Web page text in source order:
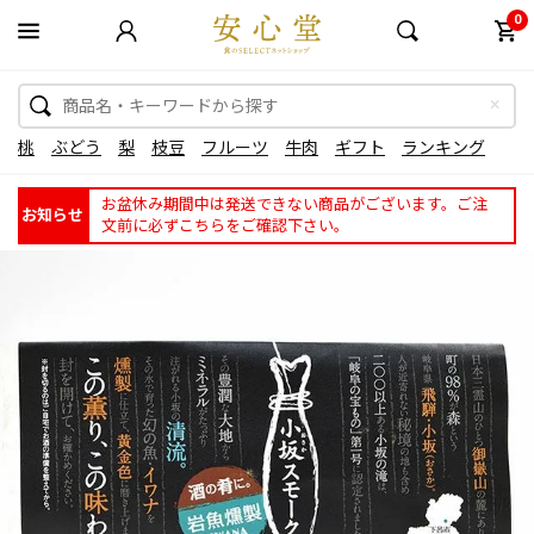
0
桃 ぶどう 梨 枝豆 フルーツ 牛肉 ギフト ランキング
お知らせ
お盆休み期間中は発送できない商品がございます。ご注
文前に必ずこちらをご確認下さい。